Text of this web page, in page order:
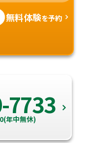
無料体験を予約
7733
年中無休)